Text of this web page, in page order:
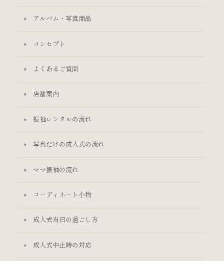
アルバム・写真商品
コンセプト
よくあるご質問
店舗案内
振袖レンタルの流れ
写真だけの成人式の流れ
ママ振袖の流れ
コーディネート小物
成人式当日の過ごし方
成人式中止時の対応